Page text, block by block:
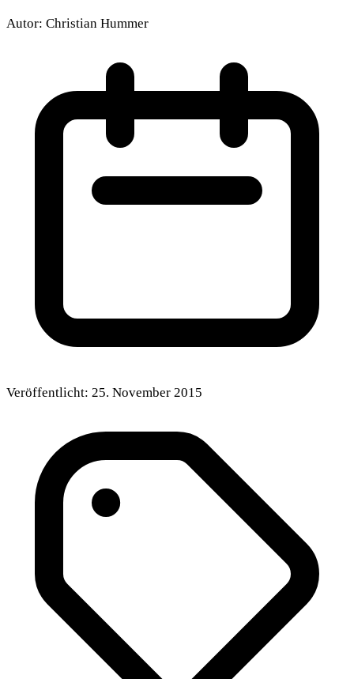
Autor: Christian Hummer
Veröffentlicht: 25. November 2015